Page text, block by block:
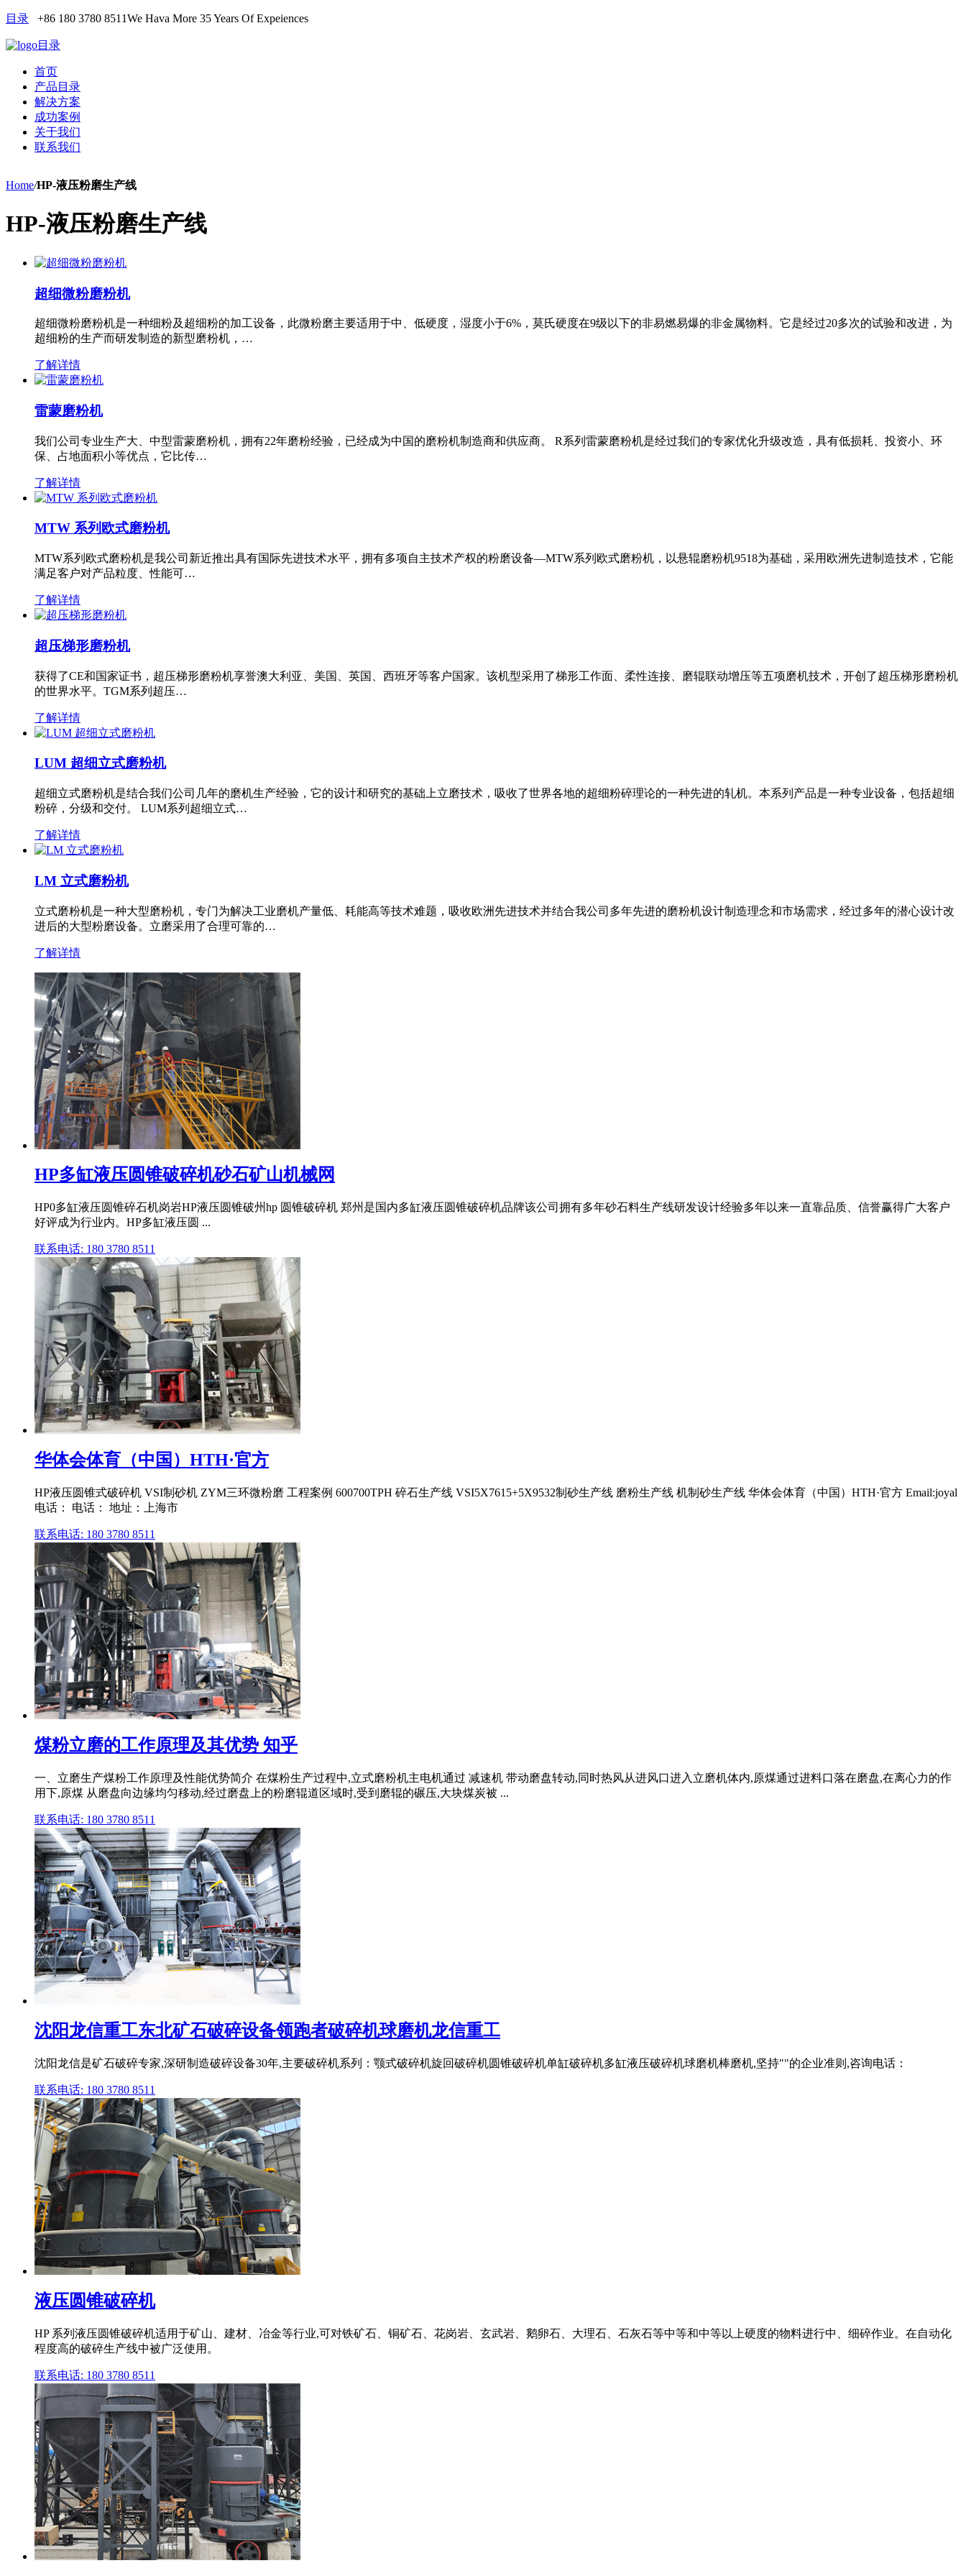
目录 +86 180 3780 8511We Hava More 35 Years Of Expeiences
目录
首页
产品目录
解决方案
成功案例
关于我们
联系我们
Home/HP-液压粉磨生产线
HP-液压粉磨生产线
超细微粉磨粉机
超细微粉磨粉机是一种细粉及超细粉的加工设备，此微粉磨主要适用于中、低硬度，湿度小于6%，莫氏硬度在9级以下的非易燃易爆的非金属物料。它是经过20多次的试验和改进，为
超细粉的生产而研发制造的新型磨粉机，…
了解详情
雷蒙磨粉机
我们公司专业生产大、中型雷蒙磨粉机，拥有22年磨粉经验，已经成为中国的磨粉机制造商和供应商。 R系列雷蒙磨粉机是经过我们的专家优化升级改造，具有低损耗、投资小、环
保、占地面积小等优点，它比传…
了解详情
MTW 系列欧式磨粉机
MTW系列欧式磨粉机是我公司新近推出具有国际先进技术水平，拥有多项自主技术产权的粉磨设备—MTW系列欧式磨粉机，以悬辊磨粉机9518为基础，采用欧洲先进制造技术，它能
满足客户对产品粒度、性能可…
了解详情
超压梯形磨粉机
获得了CE和国家证书，超压梯形磨粉机享誉澳大利亚、美国、英国、西班牙等客户国家。该机型采用了梯形工作面、柔性连接、磨辊联动增压等五项磨机技术，开创了超压梯形磨粉机
的世界水平。TGM系列超压…
了解详情
LUM 超细立式磨粉机
超细立式磨粉机是结合我们公司几年的磨机生产经验，它的设计和研究的基础上立磨技术，吸收了世界各地的超细粉碎理论的一种先进的轧机。本系列产品是一种专业设备，包括超细
粉碎，分级和交付。 LUM系列超细立式…
了解详情
LM 立式磨粉机
立式磨粉机是一种大型磨粉机，专门为解决工业磨机产量低、耗能高等技术难题，吸收欧洲先进技术并结合我公司多年先进的磨粉机设计制造理念和市场需求，经过多年的潜心设计改
进后的大型粉磨设备。立磨采用了合理可靠的…
了解详情
HP多缸液压圆锥破碎机砂石矿山机械网
HP0多缸液压圆锥碎石机岗岩HP液压圆锥破州hp 圆锥破碎机 郑州是国内多缸液压圆锥破碎机品牌该公司拥有多年砂石料生产线研发设计经验多年以来一直靠品质、信誉赢得广大客户
好评成为行业内。HP多缸液压圆 ...
联系电话: 180 3780 8511
华体会体育（中国）HTH·官方
HP液压圆锥式破碎机 VSI制砂机 ZYM三环微粉磨 工程案例 600700TPH 碎石生产线 VSI5X7615+5X9532制砂生产线 磨粉生产线 机制砂生产线 华体会体育（中国）HTH·官方 Email:joyal
电话： 电话： 地址：上海市
联系电话: 180 3780 8511
煤粉立磨的工作原理及其优势 知乎
一、立磨生产煤粉工作原理及性能优势简介 在煤粉生产过程中,立式磨粉机主电机通过 减速机 带动磨盘转动,同时热风从进风口进入立磨机体内,原煤通过进料口落在磨盘,在离心力的作
用下,原煤 从磨盘向边缘均匀移动,经过磨盘上的粉磨辊道区域时,受到磨辊的碾压,大块煤炭被 ...
联系电话: 180 3780 8511
沈阳龙信重工东北矿石破碎设备领跑者破碎机球磨机龙信重工
沈阳龙信是矿石破碎专家,深研制造破碎设备30年,主要破碎机系列：颚式破碎机旋回破碎机圆锥破碎机单缸破碎机多缸液压破碎机球磨机棒磨机,坚持""的企业准则,咨询电话：
联系电话: 180 3780 8511
液压圆锥破碎机
HP 系列液压圆锥破碎机适用于矿山、建材、冶金等行业,可对铁矿石、铜矿石、花岗岩、玄武岩、鹅卵石、大理石、石灰石等中等和中等以上硬度的物料进行中、细碎作业。在自动化
程度高的破碎生产线中被广泛使用。
联系电话: 180 3780 8511